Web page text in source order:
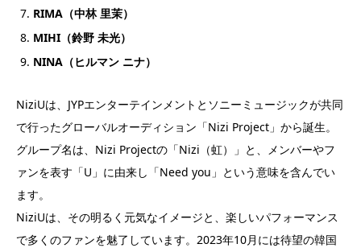
RIMA（中林 里茉）
MIHI（鈴野 未光）
NINA（ヒルマン ニナ）
NiziUは、JYPエンターテインメントとソニーミュージックが共同
で行ったグローバルオーディション「Nizi Project」から誕生。
グループ名は、Nizi Projectの「Nizi（虹）」と、メンバーやフ
ァンを表す「U」に由来し「Need you」という意味を含んでい
ます。
NiziUは、その明るく元気なイメージと、楽しいパフォーマンス
で多くのファンを魅了しています。2023年10月には待望の韓国